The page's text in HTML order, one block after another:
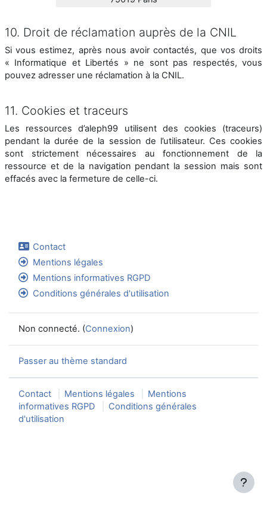
10. Droit de réclamation auprès de la CNIL
Si vous estimez, après nous avoir contactés, que vos droits
« Informatique et Libertés » ne sont pas respectés, vous
pouvez adresser une réclamation à la CNIL.
11. Cookies et traceurs
Les ressources d’aleph99 utilisent des cookies (traceurs)
pendant la durée de la session de l’utilisateur. Ces cookies
sont strictement nécessaires au fonctionnement de la
ressource et de la navigation pendant la session mais sont
effacés avec la fermeture de celle-ci.
Contact
Mentions légales
Mentions informatives RGPD
Conditions générales d'utilisation
Non connecté. (Connexion)
Passer au thème standard
Contact Mentions légales
Mentions
informatives RGPD
Conditions générales
d'utilisation